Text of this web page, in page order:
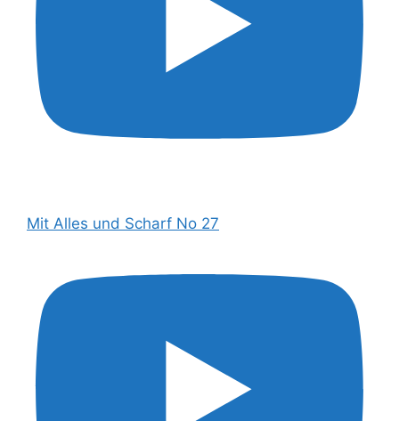
Mit Alles und Scharf No 27